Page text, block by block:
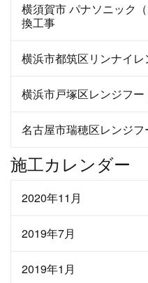
横須賀市 パナソニック
換工事
横浜市都筑区リンナイ
横浜市戸塚区レンジフ
名古屋市瑞穂区レンジ
施工カレンダー
2020年11月
2019年7月
2019年1月